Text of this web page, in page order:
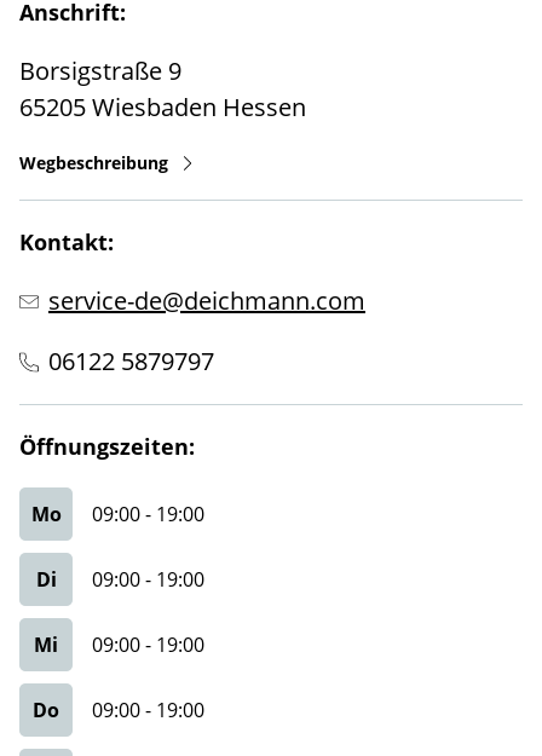
Anschrift:
Borsigstraße 9
65205Wiesbaden Hessen
Wegbeschreibung
Kontakt:
service-de@deichmann.com
06122 5879797
Öffnungszeiten:
Mo 09:00- 19:00
Di 09:00- 19:00
Mi 09:00- 19:00
Do 09:00- 19:00